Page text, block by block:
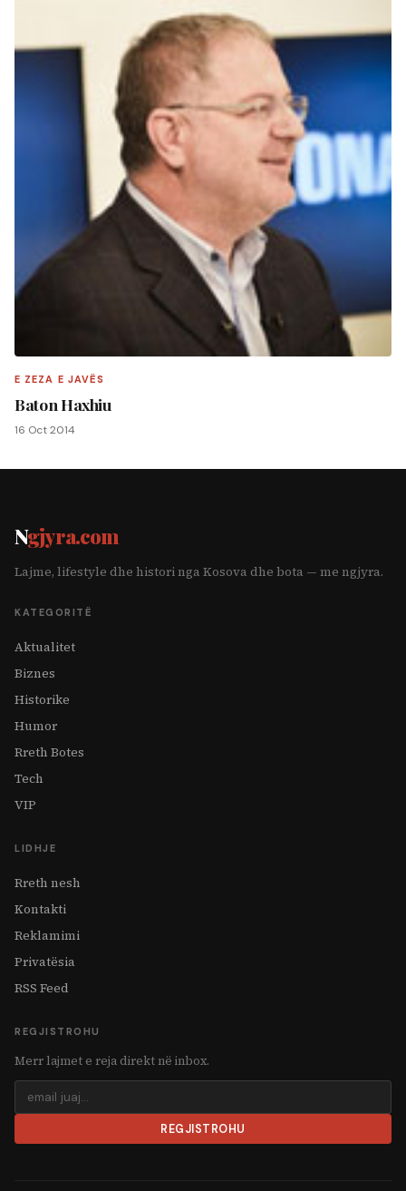
E ZEZA E JAVËS
Baton Haxhiu
16 Oct 2014
Ngjyra.com
Lajme, lifestyle dhe histori nga Kosova dhe bota — me ngjyra.
KATEGORITË
Aktualitet
Biznes
Historike
Humor
Rreth Botes
Tech
VIP
LIDHJE
Rreth nesh
Kontakti
Reklamimi
Privatësia
RSS Feed
REGJISTROHU
Merr lajmet e reja direkt në inbox.
REGJISTROHU